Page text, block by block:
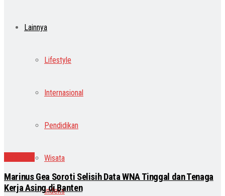
Lainnya
Lifestyle
Internasional
Pendidikan
Wisata
Indeks
Marinus Gea Soroti Selisih Data WNA Tinggal dan Tenaga
Kerja Asing di Banten